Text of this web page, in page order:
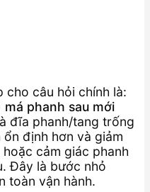
cho câu hỏi chính là:
phanh sau mới
đĩa phanh/tang trống
định hơn và giảm
cảm giác phanh
Đây là bước nhỏ
toàn vận hành.